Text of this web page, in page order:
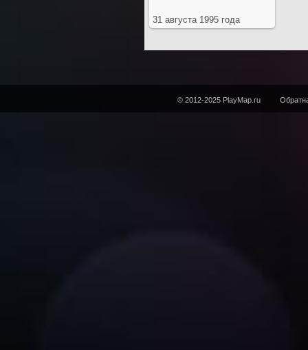
31 августа 1995 года
© 2012-2025 PlayMap.ru